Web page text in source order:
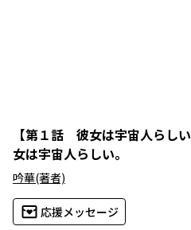
【第１話 彼女は宇宙人らしい
女は宇宙人らしい。
吟華(著者)
応援メッセージ